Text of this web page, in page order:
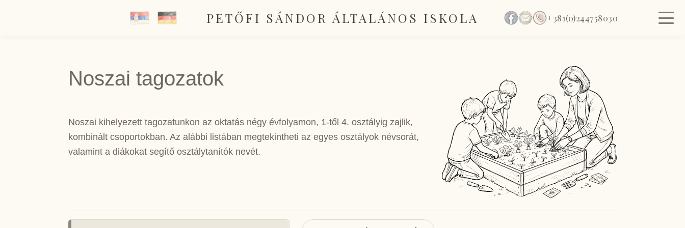
PETŐFI SÁNDOR ÁLTALÁNOS ISKOLA +381(0)244758030
Noszai tagozatok
Noszai kihelyezett tagozatunkon az oktatás négy évfolyamon, 1-től 4. osztályig zajlik,
kombinált csoportokban. Az alábbi listában megtekintheti az egyes osztályok névsorát,
valamint a diákokat segítő osztálytanítók nevét.